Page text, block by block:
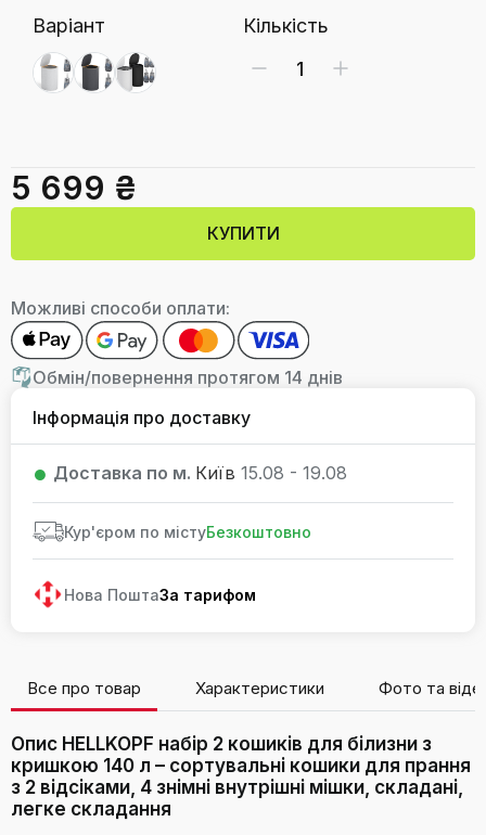
Варіант Кількість
5 699 ₴
КУПИТИ
Можливі способи оплати:
Обмін/повернення протягом 14 днів
Інформація про доставку
Доставка по м. Київ 15.08 - 19.08
Кур'єром по містуБезкоштовно
Нова ПоштаЗа тарифом
Все про товар Характеристики Фото та
Опис HELLKOPF набір 2 кошиків для білизни з
кришкою 140 л – сортувальні кошики для прання
з 2 відсіками, 4 знімні внутрішні мішки, складані,
легке складання